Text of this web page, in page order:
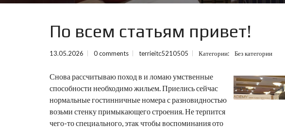
По всем статьям привет!
13.05.2026 0 comments terrieitc5210505 Категории: Без категории
Снова рассчитываю поход в и ломаю умственные
способности необходимо жильем. Приелись сейчас
нормальные гостинничные номера с разновидностью
возьми стенку примыкающего строения. Не терпится
чего-то специального, этак чтобы воспоминания ото